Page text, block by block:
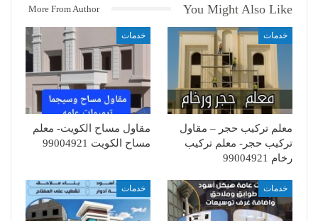
You Might Also Like
More From Author
خدمات
معلم تركيب حجر – مقاول
تركيب حجر- معلم تركيب
رخام 99004921
خدمات
مقاول مساح الكويت- معلم
مساح الكويت 99004921
خدمات خدمات